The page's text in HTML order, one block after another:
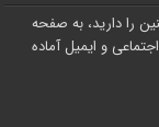
را دارید، به صفحه
و ایمیل آماده